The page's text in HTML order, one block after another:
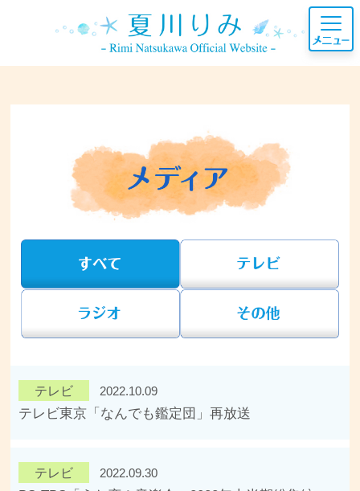
テレビ 2022.10.09
テレビ東京「なんでも鑑定団」再放送
テレビ 2022.09.30